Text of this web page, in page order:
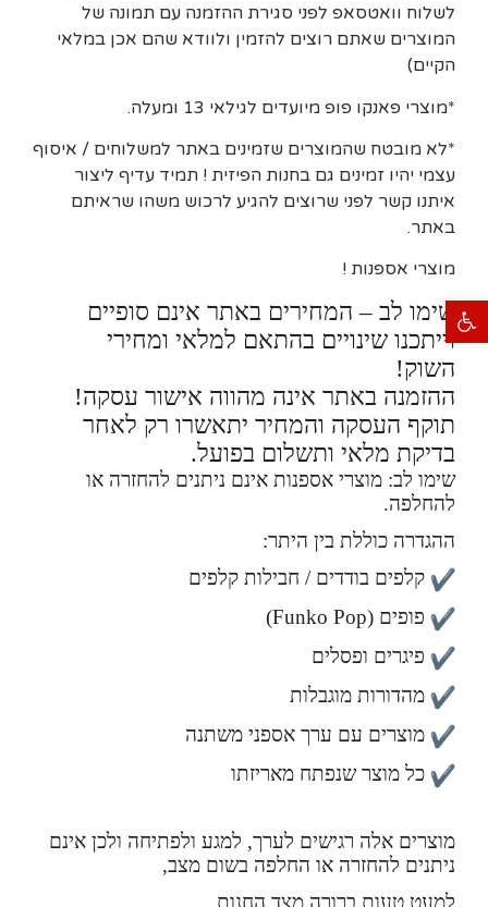
פתח סרגל נגישות
לשלוח וואטסאפ לפני סגירת ההזמנה עם תמונה של
המוצרים שאתם רוצים להזמין ולוודא שהם אכן במלאי
הקיים)
*מוצרי פאנקו פופ מיועדים לגילאי 13 ומעלה.
*לא מובטח שהמוצרים שזמינים באתר למשלוחים / איסוף
עצמי יהיו זמינים גם בחנות הפיזית ! תמיד עדיף ליצור
איתנו קשר לפני שרוצים להגיע לרכוש משהו שראיתם
באתר.
מוצרי אספנות !
שימו לב – המחירים באתר אינם סופיים
וייתכנו שינויים בהתאם למלאי ומחירי
השוק!
ההזמנה באתר אינה מהווה אישור עסקה!
תוקף העסקה והמחיר יתאשרו רק לאחר
בדיקת מלאי ותשלום בפועל.
שימו לב: מוצרי אספנות אינם ניתנים להחזרה או
להחלפה.
ההגדרה כוללת בין היתר:
קלפים בודדים / חבילות קלפים
פופים (Funko Pop)
פיגרים ופסלים
מהדורות מוגבלות
מוצרים עם ערך אספני משתנה
כל מוצר שנפתח מאריזתו
מוצרים אלה רגישים לערך, למגע ולפתיחה ולכן אינם
ניתנים להחזרה או החלפה בשום מצב,
למעט טעות ברורה מצד החנות.